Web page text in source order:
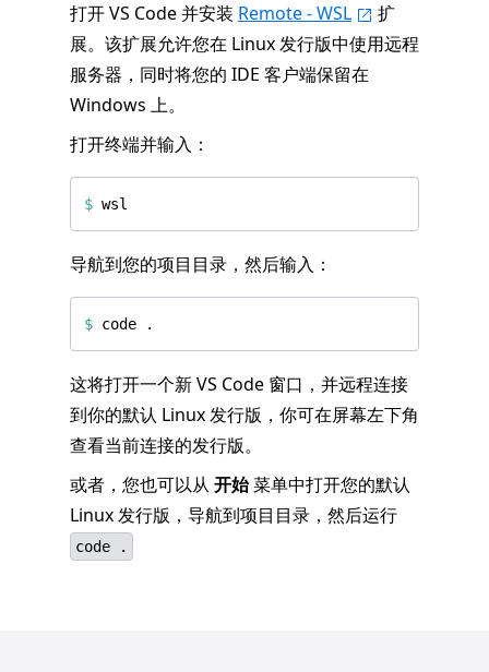
打开 VS Code 并安装 Remote - WSL
扩
展。该扩展允许您在 Linux 发行版中使用远程
服务器，同时将您的 IDE 客户端保留在
Windows 上。
打开终端并输入：
$
导航到您的项目目录，然后输入：
$
这将打开一个新 VS Code 窗口，并远程连接
到你的默认 Linux 发行版，你可在屏幕左下角
查看当前连接的发行版。
或者，您也可以从 开始菜单中打开您的默认
Linux 发行版，导航到项目目录，然后运行
code .